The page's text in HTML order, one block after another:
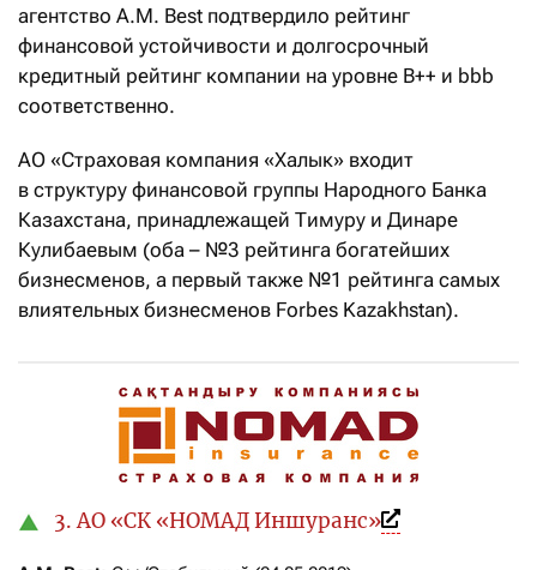
агентство A.M. Best подтвердило рейтинг
финансовой устойчивости и долгосрочный
кредитный рейтинг компании на уровне B++ и bbb
соответственно.
АО «Страховая компания «Халык» входит
в структуру финансовой группы Народного Банка
Казахстана, принадлежащей Тимуру и Динаре
Кулибаевым (оба – №3 рейтинга богатейших
бизнесменов, а первый также №1 рейтинга самых
влиятельных бизнесменов Forbes Kazakhstan).
3. АО «СК «НОМАД Иншуранс»